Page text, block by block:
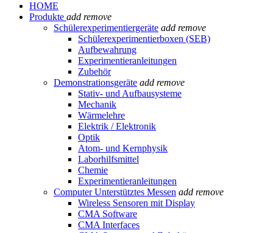
HOME
Produkte add remove
Schülerexperimentiergeräte add remove
Schülerexperimentierboxen (SEB)
Aufbewahrung
Experimentieranleitungen
Zubehör
Demonstrationsgeräte add remove
Stativ- und Aufbausysteme
Mechanik
Wärmelehre
Elektrik / Elektronik
Optik
Atom- und Kernphysik
Laborhilfsmittel
Chemie
Experimentieranleitungen
Computer Unterstütztes Messen add remove
Wireless Sensoren mit Display
CMA Software
CMA Interfaces